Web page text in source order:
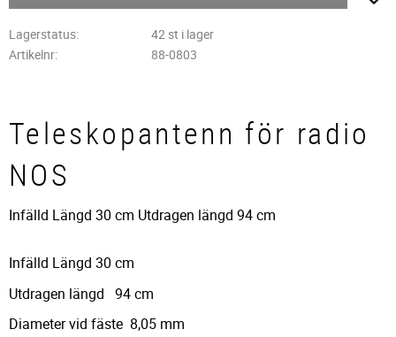
Lagerstatus
42 st i lager
Artikelnr
88-0803
Teleskopantenn för radio
NOS
​Infälld Längd 30 cm Utdragen längd 94 cm
Infälld Längd 30 cm
Utdragen längd 94 cm
Diameter vid fäste 8,05 mm